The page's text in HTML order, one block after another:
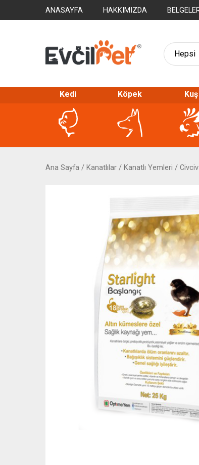
ANASAYFA HAKKIMIZDA
Kedi Köpek Kuş
Ana Sayfa/ Kanatlılar/ Kanatlı Yemleri /